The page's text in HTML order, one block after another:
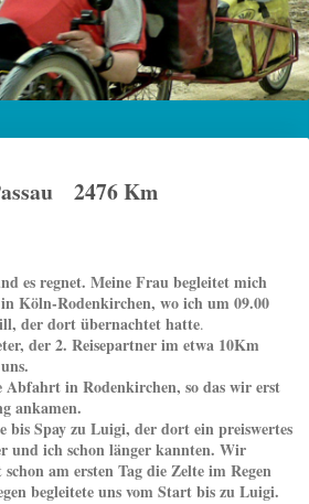
2476 Km
es regnet. Meine Frau begleitet mich
Köln-Rodenkirchen, wo ich um 09.00
der dort übernachtet hatte.
der 2. Reisepartner im etwa 10Km
Abfahrt in Rodenkirchen, so das wir erst
ankamen.
bis Spay zu Luigi, der dort ein preiswertes
und ich schon länger kannten. Wir
am ersten Tag die Zelte im Regen
begleitete uns vom Start bis zu Luigi.